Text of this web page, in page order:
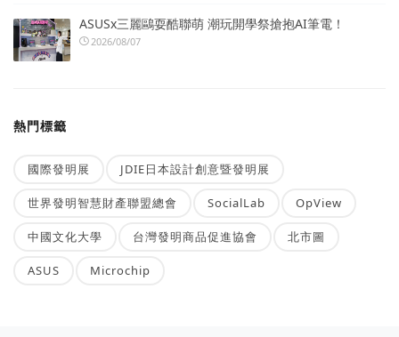
ASUSx三麗鷗耍酷聯萌 潮玩開學祭搶抱AI筆電！
2026/08/07
熱門標籤
國際發明展 JDIE日本設計創意暨發明展
世界發明智慧財產聯盟總會 SocialLab OpView
中國文化大學 台灣發明商品促進協會 北市圖
ASUS Microchip